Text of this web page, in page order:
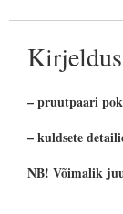
Kirjeldus
– pruutpaari
– kuldsete
NB! Võimalik